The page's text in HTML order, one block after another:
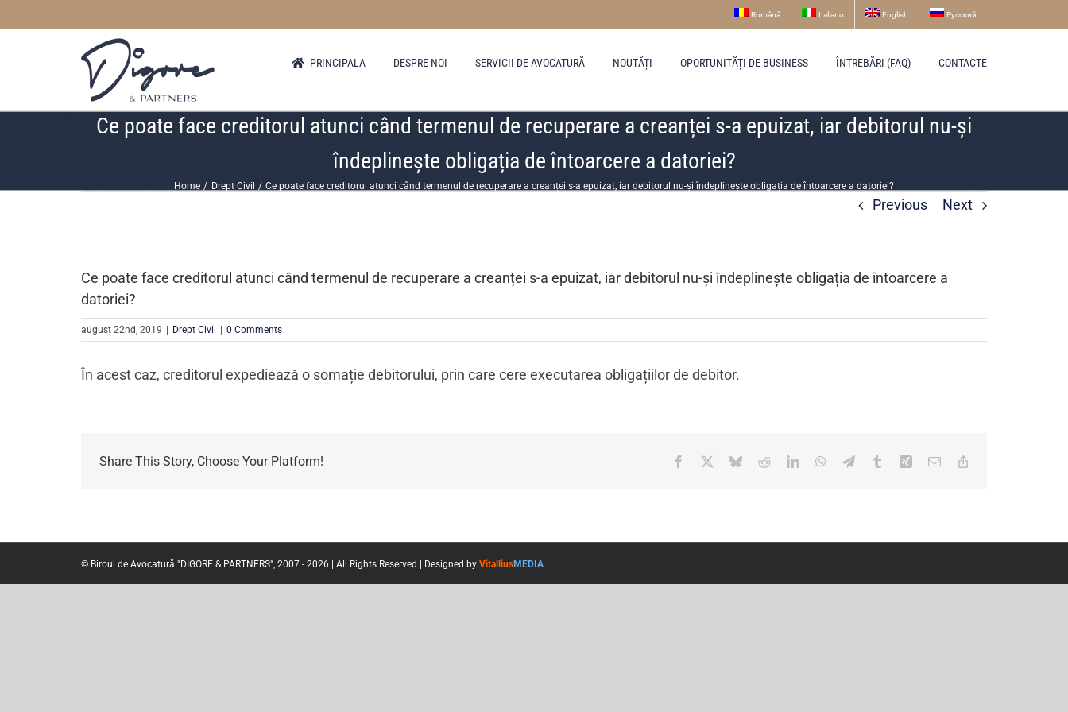
to
Română Italiano English Русский
PRINCIPALA DESPRE NOI SERVICII DE AVOCATURĂ NOUTĂȚI OPORTUNITĂȚI DE BUSINESS ÎNTREBĂRI (FAQ) CONTACTE
Ce poate face creditorul atunci când termenul de recuperare a creanței s-a epuizat, iar debitorul nu-și
îndeplinește obligația de întoarcere a datoriei?
Home Drept Civil Ce poate face creditorul atunci când termenul de recuperare a creanței s-a epuizat, iar debitorul nu-și îndeplinește obligația de întoarcere a datoriei?
Previous Next
Ce poate face creditorul atunci când termenul de recuperare a creanței s-a epuizat, iar debitorul nu-și îndeplinește obligația de întoarcere a
datoriei?
august 22nd, 2019 Drept Civil 0 Comments
În acest caz, creditorul expediează o somație debitorului, prin care cere executarea obligațiilor de debitor.
Share This Story, Choose Your Platform! Facebook BlueskyRedditLinkedInWhatsApp
TelegramTumblrXing Email
© Biroul de Avocatură "DIGORE & PARTNERS", 2007 - 2026 | All Rights Reserved | Designed by VitalliusMEDIA